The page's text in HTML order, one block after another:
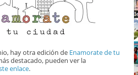
hay otra edición de Enamorate de tu
destacado, pueden ver la
enlace.